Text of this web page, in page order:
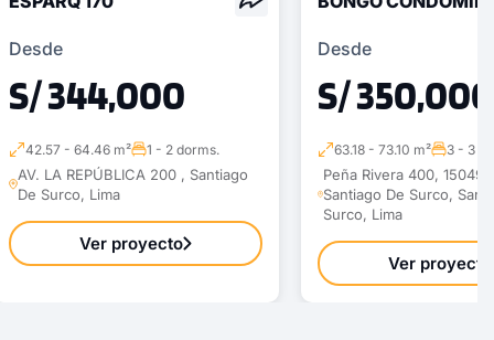
Desde
S/ 344,000
42.57 - 64.46 m² 1 - 2 dorms.
AV. LA REPÚBLICA 200 , Santiago
De Surco, Lima
Ver proyecto
Desde
S/ 350,000
63.18 - 73.10 m² 3 - 3
Peña Rivera 400, 15049
Santiago De Surco,
Surco, Lima
Ver proyecto